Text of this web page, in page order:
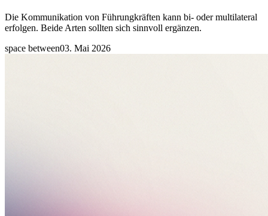
Die Kommunikation von Führungkräften kann bi- oder multilateral
erfolgen. Beide Arten sollten sich sinnvoll ergänzen.
space between03. Mai 2026